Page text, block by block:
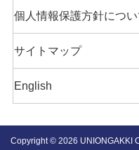
個人情報保護方針につい
サイトマップ
English
Copyright © 2026 UNIONGAKKI